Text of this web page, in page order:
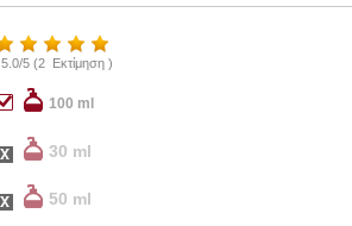
5.0/5 (2 Εκτίμηση )
100 ml
30 ml
50 ml